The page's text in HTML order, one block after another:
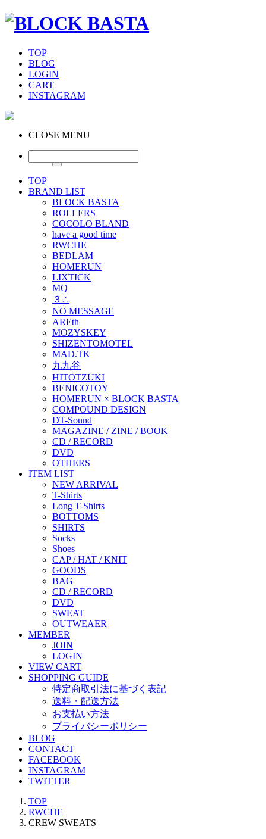
TOP
BLOG
LOGIN
CART
INSTAGRAM
CLOSE MENU
TOP
BRAND LIST
BLOCK BASTA
ROLLERS
COCOLO BLAND
have a good time
RWCHE
BEDLAM
HOMERUN
LIXTICK
MQ
３∴
NO MESSAGE
AREth
MOZYSKEY
SHIZENTOMOTEL
MAD.TK
九九谷
HITOTZUKI
BENICOTOY
HOMERUN × BLOCK BASTA
COMPOUND DESIGN
DT-Sound
MAGAZINE / ZINE / BOOK
CD / RECORD
DVD
OTHERS
ITEM LIST
NEW ARRIVAL
T-Shirts
Long T-Shirts
BOTTOMS
SHIRTS
Socks
Shoes
CAP / HAT / KNIT
GOODS
BAG
CD / RECORD
DVD
SWEAT
OUTWEAER
MEMBER
JOIN
LOGIN
VIEW CART
SHOPPING GUIDE
特定商取引法に基づく表記
送料・配送方法
お支払い方法
プライバシーポリシー
BLOG
CONTACT
FACEBOOK
INSTAGRAM
TWITTER
TOP
RWCHE
CREW SWEATS